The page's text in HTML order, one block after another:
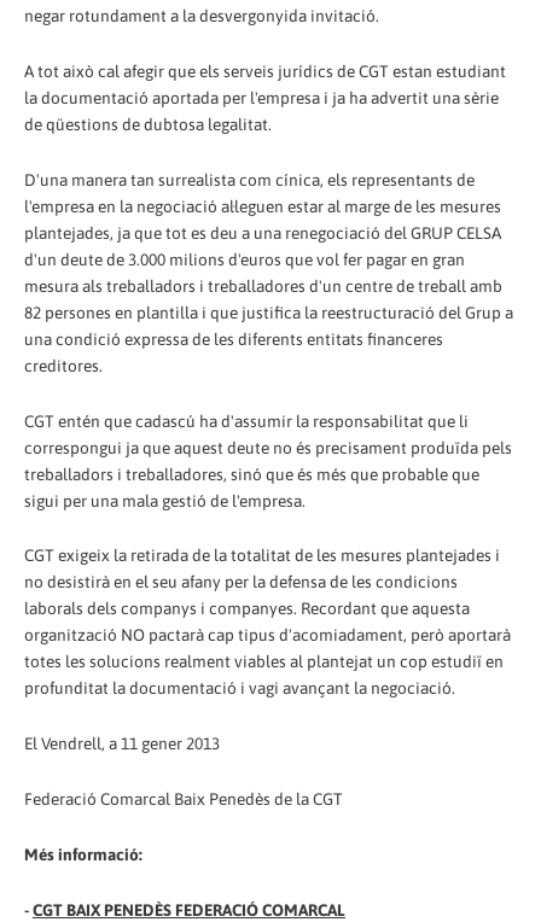
negar rotundament a la desvergonyida invitació.
A tot això cal afegir que els serveis jurídics de CGT estan estudiant
la documentació aportada per l'empresa i ja ha advertit una sèrie
de qüestions de dubtosa legalitat.
D'una manera tan surrealista com cínica, els representants de
l'empresa en la negociació al·leguen estar al marge de les mesures
plantejades, ja que tot es deu a una renegociació del GRUP CELSA
d'un deute de 3.000 milions d'euros que vol fer pagar en gran
mesura als treballadors i treballadores d'un centre de treball amb
82 persones en plantilla i que justifica la reestructuració del Grup a
una condició expressa de les diferents entitats financeres
creditores.
CGT entén que cadascú ha d'assumir la responsabilitat que li
correspongui ja que aquest deute no és precisament produïda pels
treballadors i treballadores, sinó que és més que probable que
sigui per una mala gestió de l'empresa.
CGT exigeix ​​la retirada de la totalitat de les mesures plantejades i
no desistirà en el seu afany per la defensa de les condicions
laborals dels companys i companyes. Recordant que aquesta
organització NO pactarà cap tipus d'acomiadament, però aportarà
totes les solucions realment viables al plantejat un cop estudiï en
profunditat la documentació i vagi avançant la negociació.
El Vendrell, a 11 gener 2013
Federació Comarcal Baix Penedès de la CGT
Més informació:
-CGT BAIX PENEDÈS FEDERACIÓ COMARCAL